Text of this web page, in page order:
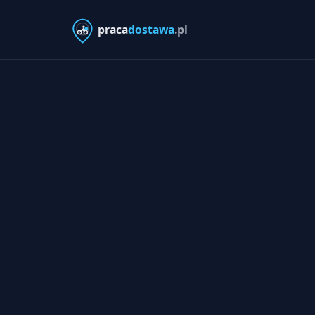
pracadostawa.pl